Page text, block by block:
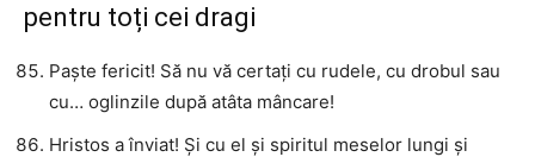
pentru toți cei dragi
Paște fericit! Să nu vă certați cu rudele, cu drobul sau
cu… oglinzile după atâta mâncare!
Hristos a înviat! Și cu el și spiritul meselor lungi și